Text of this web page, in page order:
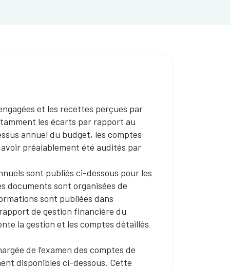
et les recettes perçues par
les écarts par rapport au
annuel du budget, les comptes
préalablement été audités par
sont publiés ci-dessous pour les
documents sont organisées de
sont publiées dans
de gestion financière du
la gestion et les comptes détaillés
de l’examen des comptes de
disponibles ci-dessous. Cette